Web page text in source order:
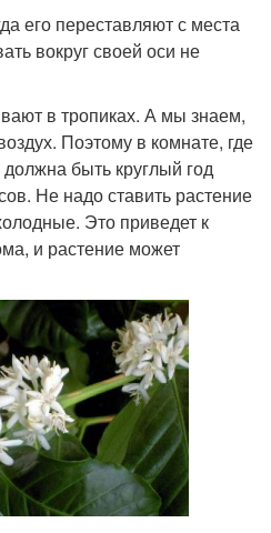
его переставляют с места
вокруг своей оси не
в тропиках. А мы знаем,
Поэтому в комнате, где
быть круглый год
Не надо ставить растение
Это приведет к
и растение может